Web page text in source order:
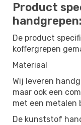
Product
handgrepen:
De product
koffergrepen
Materiaal
Wij leveren
maar ook een
met een metalen
De kunststof